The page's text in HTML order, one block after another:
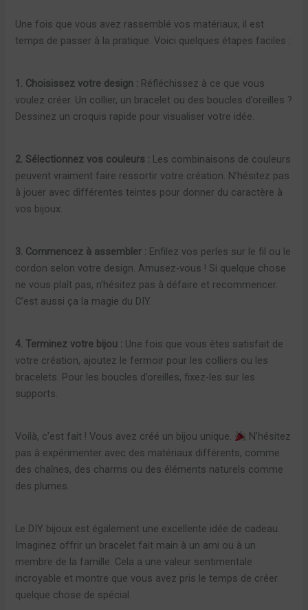
Une fois que vous avez rassemblé vos matériaux, il est
temps de passer à la pratique. Voici quelques étapes faciles :
1. Choisissez votre design : Réfléchissez à ce que vous
voulez créer. Un collier, un bracelet ou des boucles d’oreilles ?
Dessinez un croquis rapide pour visualiser votre idée.
2. Sélectionnez vos couleurs : Les combinaisons de couleurs
peuvent vraiment faire ressortir votre création. N’hésitez pas
à jouer avec différentes teintes pour donner du caractère à
vos bijoux.
3. Commencez à assembler : Enfilez vos perles sur le fil ou le
cordon selon votre design. Amusez-vous ! Si quelque chose
ne vous plaît pas, n’hésitez pas à défaire et recommencer.
C’est aussi ça la magie du DIY.
4. Terminez votre bijou : Une fois que vous êtes satisfait de
votre création, ajoutez le fermoir pour les colliers ou les
bracelets. Pour les boucles d’oreilles, fixez-les sur les
supports.
Voilà, c’est fait ! Vous avez créé un bijou unique.
N’hésitez
pas à expérimenter avec des matériaux différents, comme
des chaînes, des charms ou des éléments naturels comme
des plumes.
Le DIY bijoux est également une excellente idée de cadeau.
Imaginez offrir un bracelet fait main à un ami ou à un
membre de la famille. Cela a une valeur sentimentale
incroyable et montre que vous avez pris le temps de créer
quelque chose de spécial.